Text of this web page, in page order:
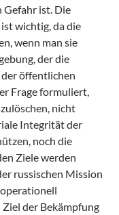
Gefahr ist. Die
wichtig, da die
wenn man sie
der die
öffentlichen
Frage formuliert,
nicht
Integrität der
noch die
Ziele werden
russischen Mission
der Bekämpfung